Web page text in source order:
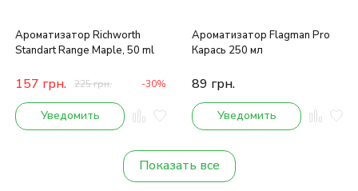
Ароматизатор Richworth
Standart Range Maple, 50 ml
157 грн. 225грн. -30%
Уведомить
Ароматизатор Flagman Pro
Карась 250 мл
89 грн.
Уведомить
Показать все